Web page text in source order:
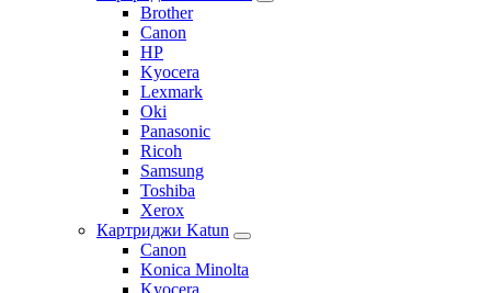
Brother
Canon
HP
Kyocera
Lexmark
Oki
Panasonic
Ricoh
Samsung
Toshiba
Xerox
Картриджи Katun
Canon
Konica Minolta
Kyocera